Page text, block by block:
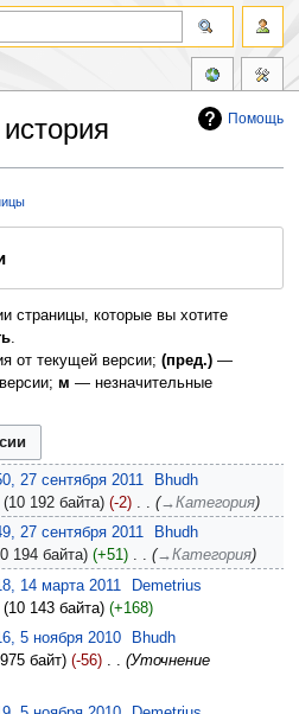
Помощь
страницы, которые вы хотите
.
от текущей версии; (пред.)—
м — незначительные
27 сентября 2011
Bhudh
10 192 байта -2 ‎
→‎Категория
27 сентября 2011
Bhudh
194 байта +51 ‎
→‎Категория
14 марта 2011
Demetrius
10 143 байта
+168
5 ноября 2010
Bhudh
байт -56 ‎
Уточнение